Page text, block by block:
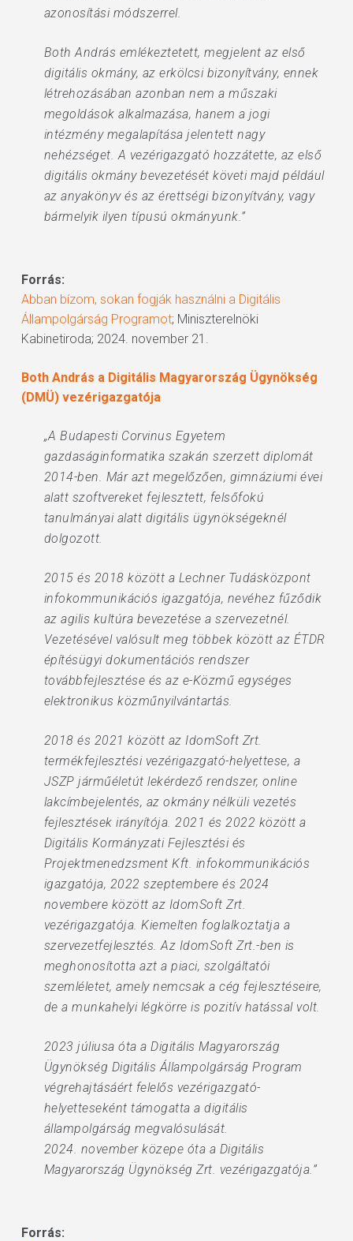
azonosítási módszerrel.
Both András emlékeztetett, megjelent az első
digitális okmány, az erkölcsi bizonyítvány, ennek
létrehozásában azonban nem a műszaki
megoldások alkalmazása, hanem a jogi
intézmény megalapítása jelentett nagy
nehézséget. A vezérigazgató hozzátette, az első
digitális okmány bevezetését követi majd például
az anyakönyv és az érettségi bizonyítvány, vagy
bármelyik ilyen típusú okmányunk.”
Forrás:
Abban bízom, sokan fogják használni a Digitális
Állampolgárság Programot; Miniszterelnöki
Kabinetiroda; 2024. november 21.
Both András a Digitális Magyarország Ügynökség
(DMÜ) vezérigazgatója
„A Budapesti Corvinus Egyetem
gazdaságinformatika szakán szerzett diplomát
2014-ben. Már azt megelőzően, gimnáziumi évei
alatt szoftvereket fejlesztett, felsőfokú
tanulmányai alatt digitális ügynökségeknél
dolgozott.
2015 és 2018 között a Lechner Tudásközpont
infokommunikációs igazgatója, nevéhez fűződik
az agilis kultúra bevezetése a szervezetnél.
Vezetésével valósult meg többek között az ÉTDR
építésügyi dokumentációs rendszer
továbbfejlesztése és az e-Közmű egységes
elektronikus közműnyilvántartás.
2018 és 2021 között az IdomSoft Zrt.
termékfejlesztési vezérigazgató-helyettese, a
JSZP járműéletút lekérdező rendszer, online
lakcímbejelentés, az okmány nélküli vezetés
fejlesztések irányítója. 2021 és 2022 között a
Digitális Kormányzati Fejlesztési és
Projektmenedzsment Kft. infokommunikációs
igazgatója, 2022 szeptembere és 2024
novembere között az IdomSoft Zrt.
vezérigazgatója. Kiemelten foglalkoztatja a
szervezetfejlesztés. Az IdomSoft Zrt.-ben is
meghonosította azt a piaci, szolgáltatói
szemléletet, amely nemcsak a cég fejlesztéseire,
de a munkahelyi légkörre is pozitív hatással volt.
2023 júliusa óta a Digitális Magyarország
Ügynökség Digitális Állampolgárság Program
végrehajtásáért felelős vezérigazgató-
helyetteseként támogatta a digitális
állampolgárság megvalósulását.
2024. november közepe óta a Digitális
Magyarország Ügynökség Zrt. vezérigazgatója.”
Forrás: